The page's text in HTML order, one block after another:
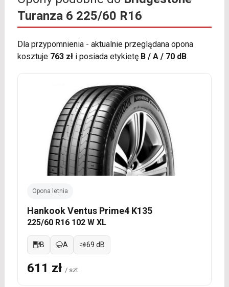
Turanza 6 225/60 R16
Dla przypomnienia - aktualnie przeglądana opona
kosztuje 763 złi posiada etykietę B / A / 70 dB.
Opona letnia
Hankook Ventus Prime4 K135
225/60 R16 102 W XL
B A 69 dB
611 zł / szt.